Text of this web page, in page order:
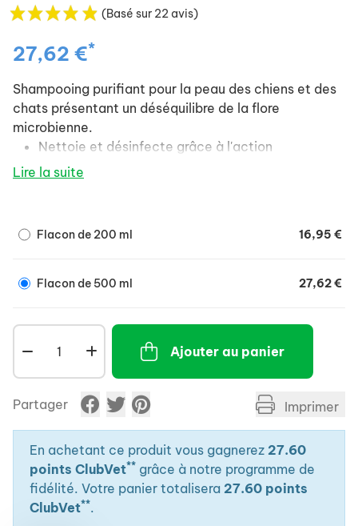
(Basé sur 22 avis)
27,62 €*
Shampooing purifiant pour la peau des chiens et des
chats présentant un déséquilibre de la flore
microbienne.
Nettoie et désinfecte grâce à l'action
antiseptique de la chlorhexidine digluconate 3 %,
Efficacité bactéricide et levuricide.
poil doux et brillant.
Lire la suite
Flacon de 200 ml 16,95 €
Flacon de 500 ml 27,62 €
Ajouter au panier
Partager Imprimer
En achetant ce produit vous gagnerez 27.60
points ClubVet** grâce à notre programme de
fidélité. Votre panier totalisera 27.60 points
ClubVet**.